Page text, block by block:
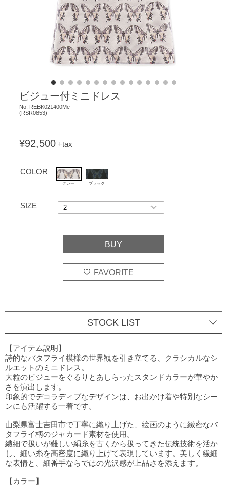
ビジュー付ミニドレス
No. REBK021400Me
(RSR0853)
¥92,500 +tax
COLOR
グレー ブラック
SIZE
STOCK LIST
ブラック
【アイテム説明】
詩的なバタフライ模様の世界観を引き立てる、クラシカルなシ
ルエットのミニドレス。
大粒のビジューをぐるりとあしらったスタンドカラーが華やか
さを演出します。
印象的でデコラディブなデザインは、お出かけ着や特別なシー
ンにも活躍する一着です。
山梨県富士吉田市で丁寧に織り上げた、絵画のように緻密なバ
タフライ柄のジャカード素材を使用。
繊細で扱いが難しい絹糸を古くから扱ってきた伝統技術を活か
し、細い糸を高密度に織り上げて表現しています。美しく繊細
な表情と、細番手ならではの光沢感が上品さを添えます。
【カラー】